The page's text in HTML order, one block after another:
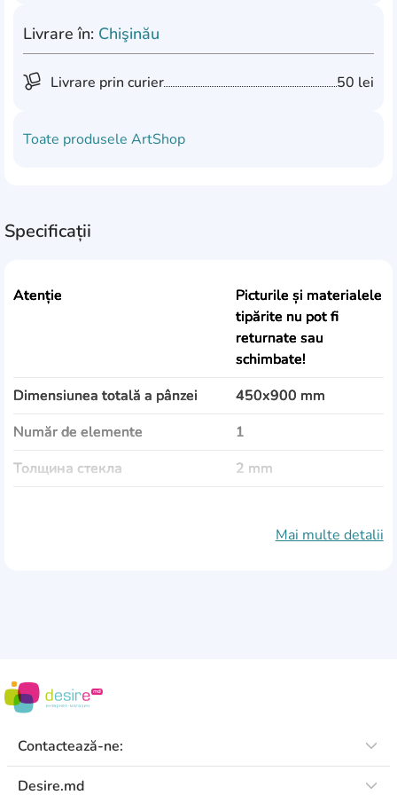
Livrare în: Chişinău
Livrare prin curier 50 lei
Toate produsele ArtShop
Specificații
Atenție
Picturile și materialele
tipărite nu pot fi
returnate sau
schimbate!
Dimensiunea totală a pânzei
450x900 mm
Număr de elemente
1
Толщина стекла
2 mm
Altele
Mai multe detalii
Contactează-ne:
Desire.md